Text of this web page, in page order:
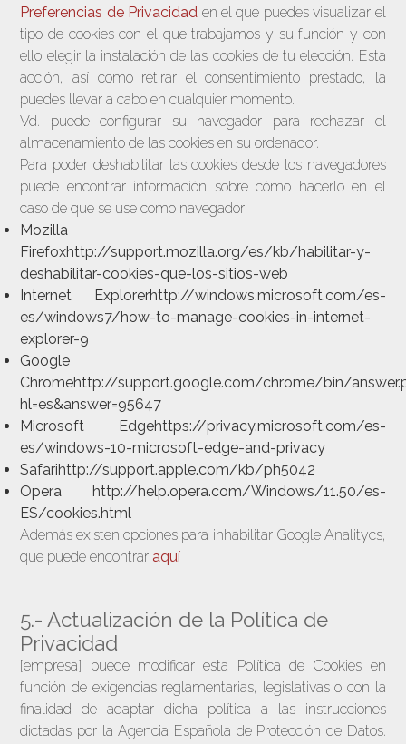
Preferencias de Privacidad en el que puedes visualizar el
tipo de cookies con el que trabajamos y su función y con
ello elegir la instalación de las cookies de tu elección. Esta
acción, así como retirar el consentimiento prestado, la
puedes llevar a cabo en cualquier momento.
Vd. puede configurar su navegador para rechazar el
almacenamiento de las cookies en su ordenador.
Para poder deshabilitar las cookies desde los navegadores
puede encontrar información sobre cómo hacerlo en el
caso de que se use como navegador:
Mozilla
Firefoxhttp://support.mozilla.org/es/kb/habilitar-y-
deshabilitar-cookies-que-los-sitios-web
Internet Explorerhttp://windows.microsoft.com/es-
es/windows7/how-to-manage-cookies-in-internet-
explorer-9
Google
Chromehttp://support.google.com/chrome/bin/
hl=es&answer=95647
Microsoft Edgehttps://privacy.microsoft.com/es-
es/windows-10-microsoft-edge-and-privacy
Safarihttp://support.apple.com/kb/ph5042
Opera http://help.opera.com/Windows/11.50/es-
ES/cookies.html
Además existen opciones para inhabilitar Google Analitycs,
que puede encontrar aquí
5.- Actualización de la Política de
Privacidad
[empresa] puede modificar esta Política de Cookies en
función de exigencias reglamentarias, legislativas o con la
finalidad de adaptar dicha política a las instrucciones
dictadas por la Agencia Española de Protección de Datos.